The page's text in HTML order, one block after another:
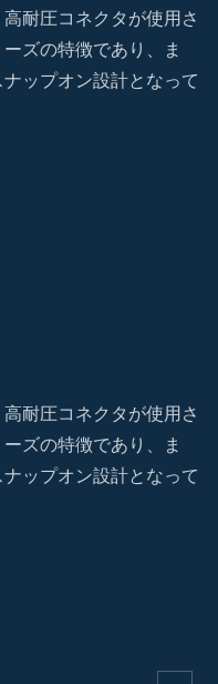
耐圧コネクタが使用さ
ズの特徴であり、ま
ップオン設計となって
耐圧コネクタが使用さ
ズの特徴であり、ま
ップオン設計となって